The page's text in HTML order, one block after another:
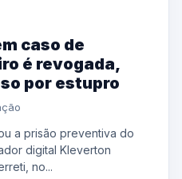
caso de
é revogada,
por estupro
a prisão preventiva do
digital Kleverton
no...